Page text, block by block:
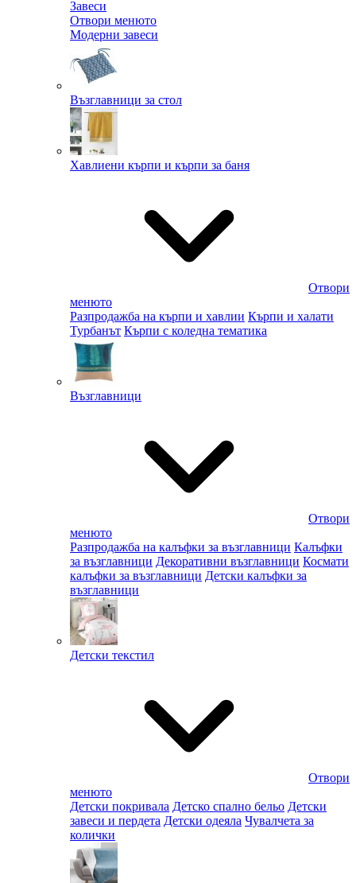
Завеси
Отвори менюто
Модерни завеси
Възглавници за стол
Хавлиени кърпи и кърпи за баня
Отвори
менюто
Разпродажба на кърпи и хавлии Кърпи и халати
Турбанът Кърпи с коледна тематика
Възглавници
Отвори
менюто
Разпродажба на калъфки за възглавници Калъфки
за възглавници Декоративни възглавници Космати
калъфки за възглавници Детски калъфки за
възглавници
Детски текстил
Отвори
менюто
Детски покривала Детско спално бельо Детски
завеси и пердета Детски одеяла Чувалчета за
колички